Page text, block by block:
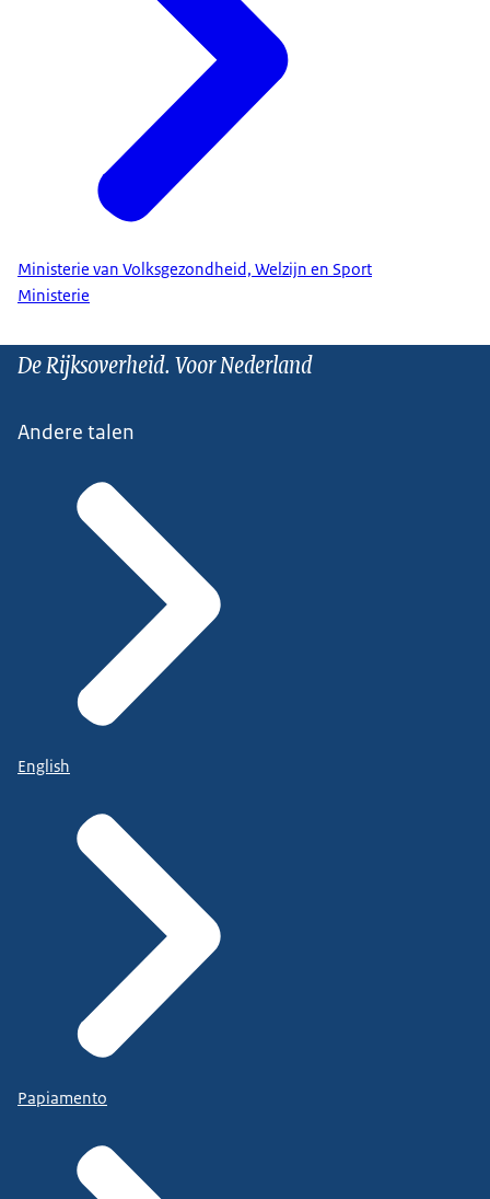
Ministerie van Volksgezondheid, Welzijn en Sport
Ministerie
De Rijksoverheid. Voor Nederland
Andere talen
English
Papiamento